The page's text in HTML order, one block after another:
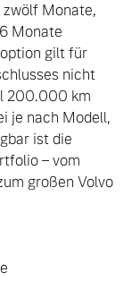
Monate,
Monate
gilt für
nicht
200.000 km
je nach Modell,
ist die
– vom
großen Volvo